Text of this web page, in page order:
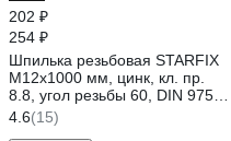
202 ₽
254 ₽
Шпилька резьбовая STARFIX
М12x1000 мм, цинк, кл. пр.
8.8, угол резьбы 60, DIN 975
SM-58730-1
4.6(15)